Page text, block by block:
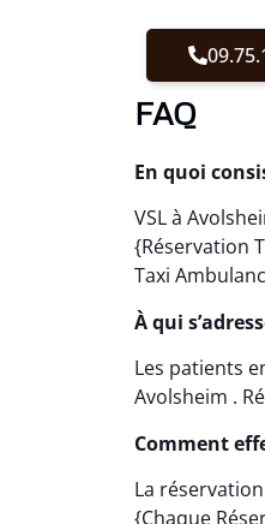
FAQ
En quoi
VSL à
{Réservation
Taxi
À qui
Les patients
Avolsheim .
Comment
La
{Chaque